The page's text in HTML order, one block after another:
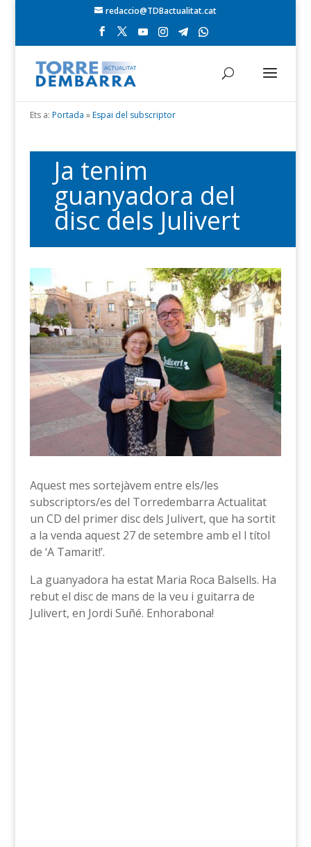
redaccio@TDBactualitat.cat
Ets a: Portada »Espai del subscriptor
Ja tenim
guanyadora del
disc dels Julivert
Aquest mes sortejàvem entre els/les
subscriptors/es del Torredembarra Actualitat
un CD del primer disc dels Julivert, que ha sortit
a la venda aquest 27 de setembre amb el l títol
de ‘A Tamarit!’.
La guanyadora ha estat Maria Roca Balsells. Ha
rebut el disc de mans de la veu i guitarra de
Julivert, en Jordi Suñé. Enhorabona!